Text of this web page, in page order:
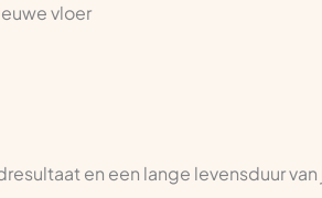
vloer
en een lange levensduur van